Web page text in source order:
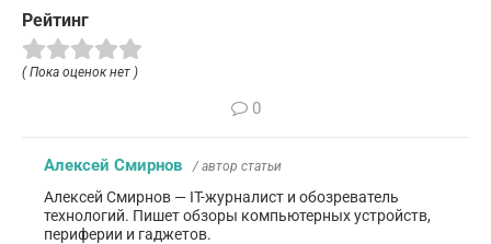
Рейтинг
( Пока оценок нет )
0
Алексей Смирнов / автор статьи
Алексей Смирнов — IT-журналист и обозреватель
технологий. Пишет обзоры компьютерных устройств,
периферии и гаджетов.